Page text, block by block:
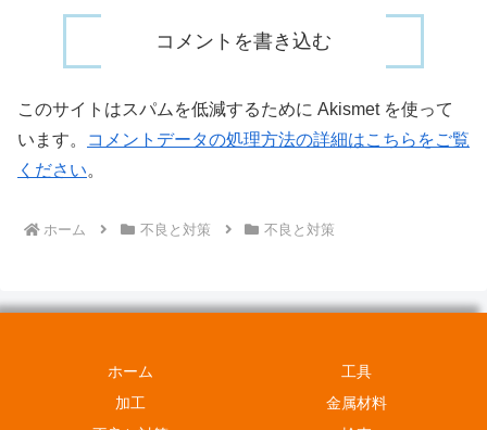
コメントを書き込む
このサイトはスパムを低減するために Akismet を使って
います。
コメントデータの処理方法の詳細はこちらをご覧
ください。
ホーム 不良と対策 不良と対策
ホーム
工具
加工
金属材料